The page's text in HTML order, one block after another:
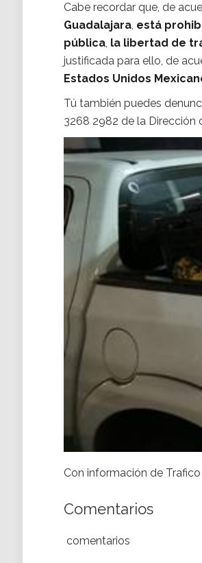
Cabe recordar que, de
Guadalajara, está
pública, la libertad de
justificada para ello, de
Estados Unidos
Tú también puedes
3268 2982 de la Dirección
Con información de
Comentarios
comentarios